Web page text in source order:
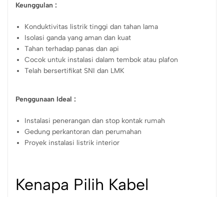
Keunggulan :
Konduktivitas listrik tinggi dan tahan lama
Isolasi ganda yang aman dan kuat
Tahan terhadap panas dan api
Cocok untuk instalasi dalam tembok atau plafon
Telah bersertifikat SNI dan LMK
Penggunaan Ideal :
Instalasi penerangan dan stop kontak rumah
Gedung perkantoran dan perumahan
Proyek instalasi listrik interior
Kenapa Pilih Kabel